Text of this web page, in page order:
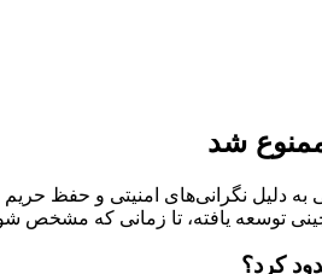
یافته، تا زمانی که مشخص شود